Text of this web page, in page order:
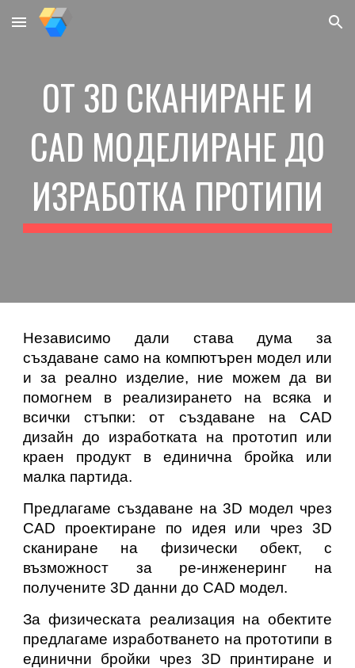
Skip to main content Skip to navigation
OT 3D СКАНИРАНЕ И
CAD МОДЕЛИРАНЕ ДО
ИЗРАБОТКА ПРОТИПИ
Независимо дали става дума за
създаване само на компютърен модел или
и за реално изделие, ние можем да ви
помогнем в реализирането на всяка и
всички стъпки: от създаване на CAD
дизайн до изработката на прототип или
краен продукт в единична бройка или
малка партида.
Предлагаме създаване на3D модел чрез
CAD проектиране по идея или чрез 3D
сканиране на физически обект, с
възможност за ре-инженеринг на
получените 3D данни до CAD модел.
За физическата реализация на обектите
предлагаме изработването на прототипи в
единични бройки чрез 3D принтиране и